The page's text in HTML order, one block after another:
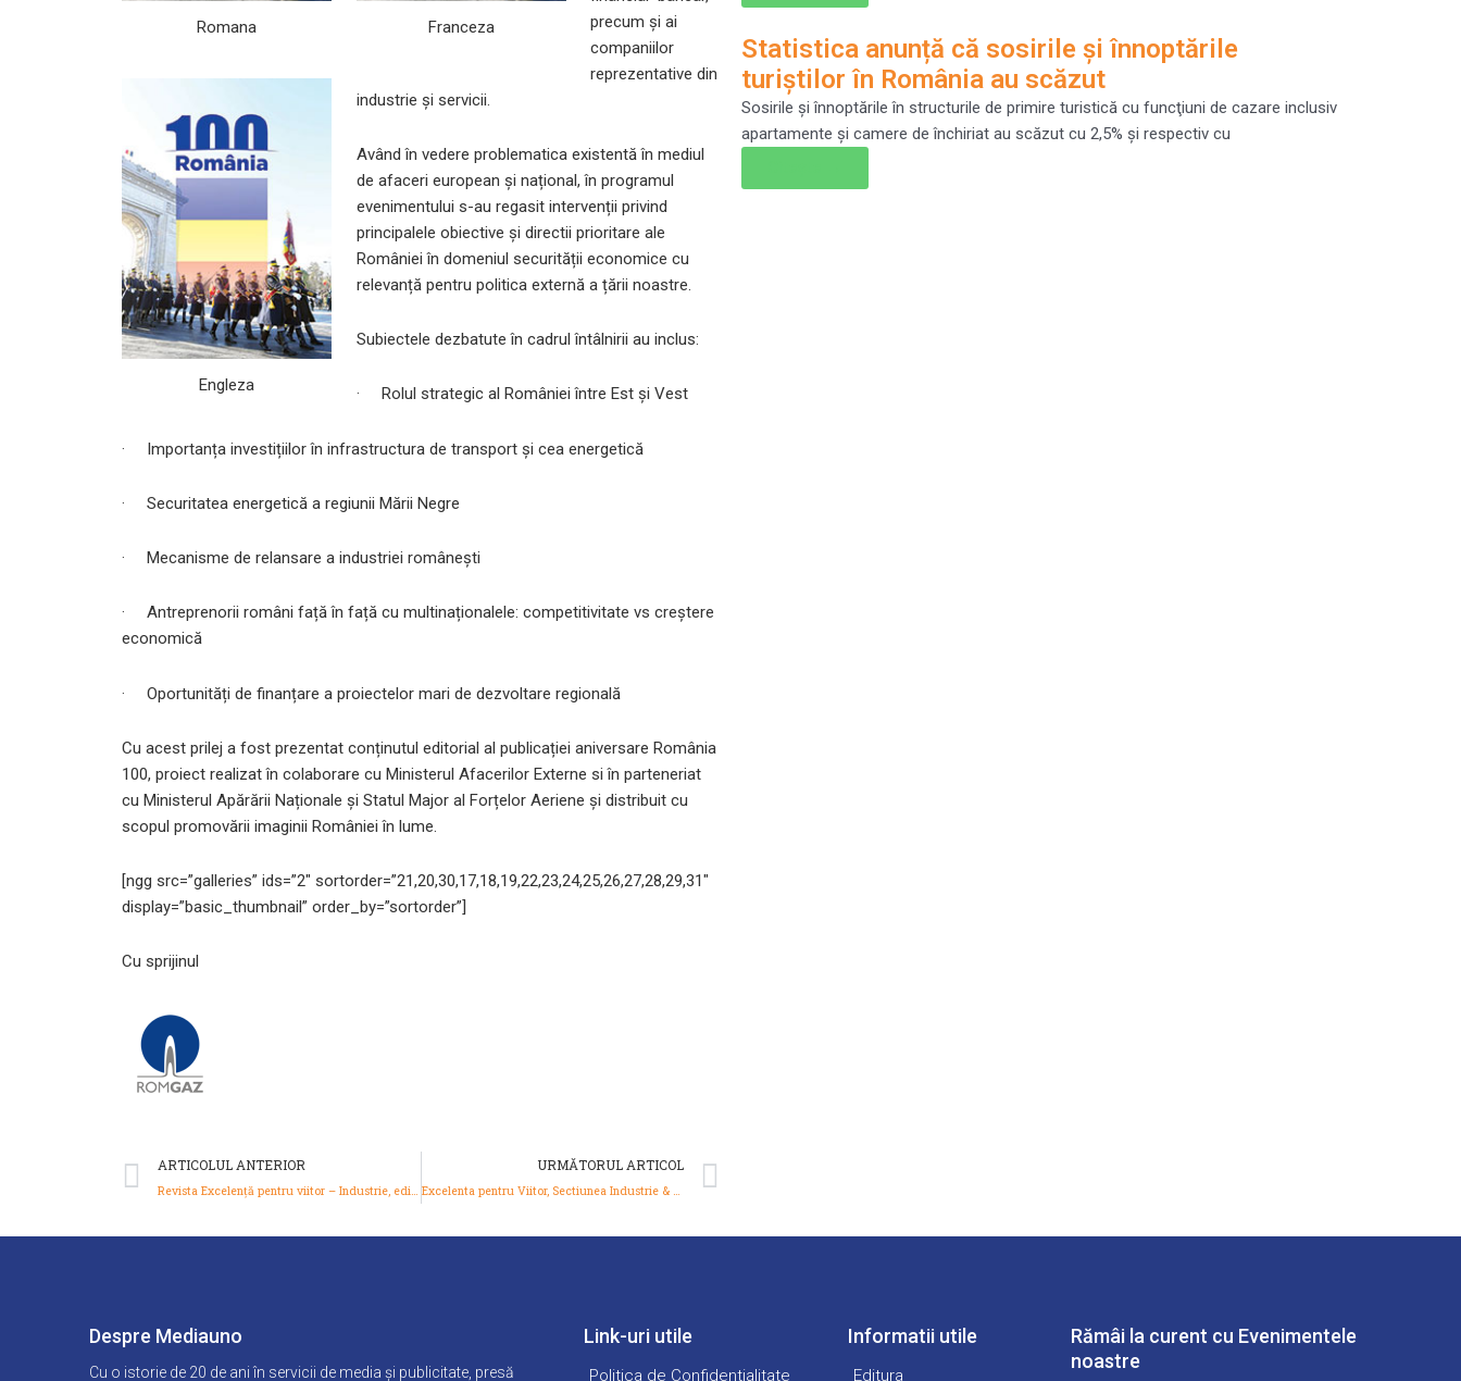
Romana Franceza
Engleza
precum și ai
companiilor
reprezentative din
industrie și servicii.
Având în vedere problematica existentă în mediul
de afaceri european și național, în programul
evenimentului s-au regasit intervenții privind
principalele obiective și directii prioritare ale
României în domeniul securității economice cu
relevanță pentru politica externă a țării noastre.
Subiectele dezbatute în cadrul întâlnirii au inclus:
· Rolul strategic al României între Est și Vest
· Importanța investițiilor în infrastructura de transport și cea energetică
· Securitatea energetică a regiunii Mării Negre
· Mecanisme de relansare a industriei românești
· Antreprenorii români față în față cu multinaționalele: competitivitate vs creștere
economică
· Oportunități de finanțare a proiectelor mari de dezvoltare regională
Cu acest prilej a fost prezentat conținutul editorial al publicației aniversare România
100, proiect realizat în colaborare cu Ministerul Afacerilor Externe si în parteneriat
cu Ministerul Apărării Naționale și Statul Major al Forțelor Aeriene și distribuit cu
scopul promovării imaginii României în lume.
[ngg src=”galleries” ids=”2″ sortorder=”21,20,30,17,18,19,22,23,24,25,26,27,28,29,31″
display=”basic_thumbnail” order_by=”sortorder”]
Cu sprijinul
Prev
ARTICOLUL ANTERIOR URMĂTORUL ARTICOL
Statistica anunță că sosirile şi înnoptările
turiştilor în România au scăzut
Sosirile şi înnoptările în structurile de primire turistică cu funcţiuni de cazare inclusiv
apartamente şi camere de închiriat au scăzut cu 2,5% şi respectiv cu
Despre Mediauno
Cu o istorie de 20 de ani în servicii de media și publicitate, presă
Link-uri utile
Politica de Confidentialitate
Informatii utile
Editura
Rămâi la curent cu Evenimentele
noastre